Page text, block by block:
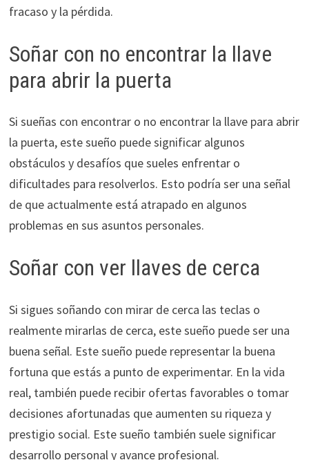
fracaso y la pérdida.
Soñar con no encontrar la llave
para abrir la puerta
Si sueñas con encontrar o no encontrar la llave para abrir
la puerta, este sueño puede significar algunos
obstáculos y desafíos que sueles enfrentar o
dificultades para resolverlos. Esto podría ser una señal
de que actualmente está atrapado en algunos
problemas en sus asuntos personales.
Soñar con ver llaves de cerca
Si sigues soñando con mirar de cerca las teclas o
realmente mirarlas de cerca, este sueño puede ser una
buena señal. Este sueño puede representar la buena
fortuna que estás a punto de experimentar. En la vida
real, también puede recibir ofertas favorables o tomar
decisiones afortunadas que aumenten su riqueza y
prestigio social. Este sueño también suele significar
desarrollo personal y avance profesional.